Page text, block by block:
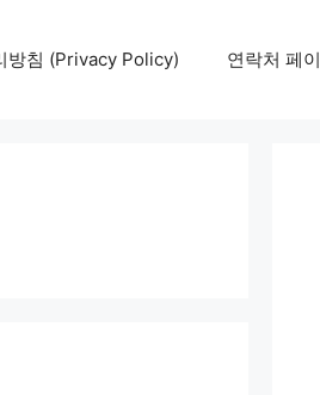
방침 (Privacy Policy) 연락처 페